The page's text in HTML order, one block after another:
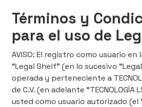
Términos y
para el uso de
AVISO: El registro como usuario en
“Legal Shelf” (en lo sucesivo
operada y perteneciente a
de C.V. (en adelante “TECNOLOGÍA
usted como usuario autorizado (el